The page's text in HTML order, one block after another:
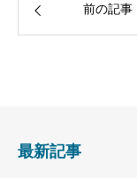
前の記事
最新記事